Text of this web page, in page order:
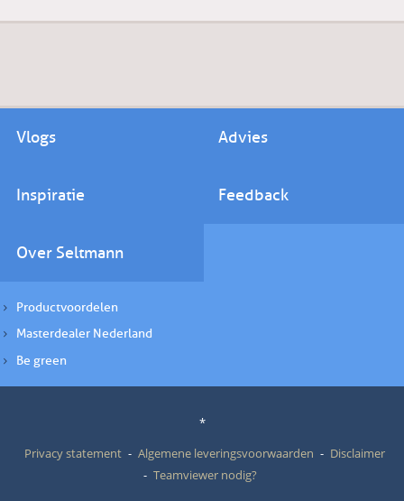
Vlogs Advies
Inspiratie Feedback
Over Seltmann
Productvoordelen
Masterdealer Nederland
Be green
*
Privacy statement
Algemene leveringsvoorwaarden
Disclaimer
Teamviewer nodig?